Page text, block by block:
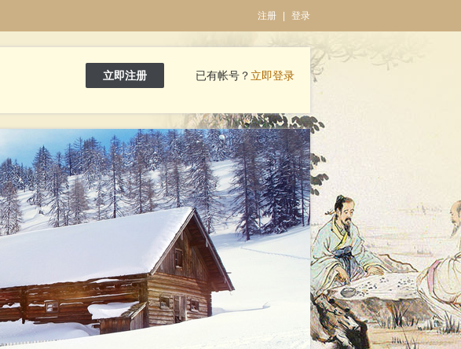
注册 登录
立即注册 已有帐号？ 立即登录